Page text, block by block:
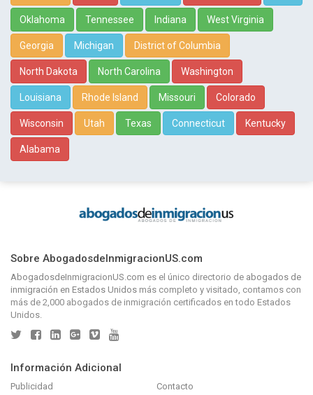
Oklahoma Tennessee Indiana West Virginia
Georgia Michigan District of Columbia
North Dakota North Carolina Washington
Louisiana Rhode Island Missouri Colorado
Wisconsin Utah Texas Connecticut Kentucky
Alabama
Sobre AbogadosdeInmigracionUS.com
AbogadosdeInmigracionUS.com es el único directorio de abogados de
inmigración en Estados Unidos más completo y visitado, contamos con
más de 2,000 abogados de inmigración certificados en todo Estados
Unidos.
Información Adicional
Publicidad
Contacto